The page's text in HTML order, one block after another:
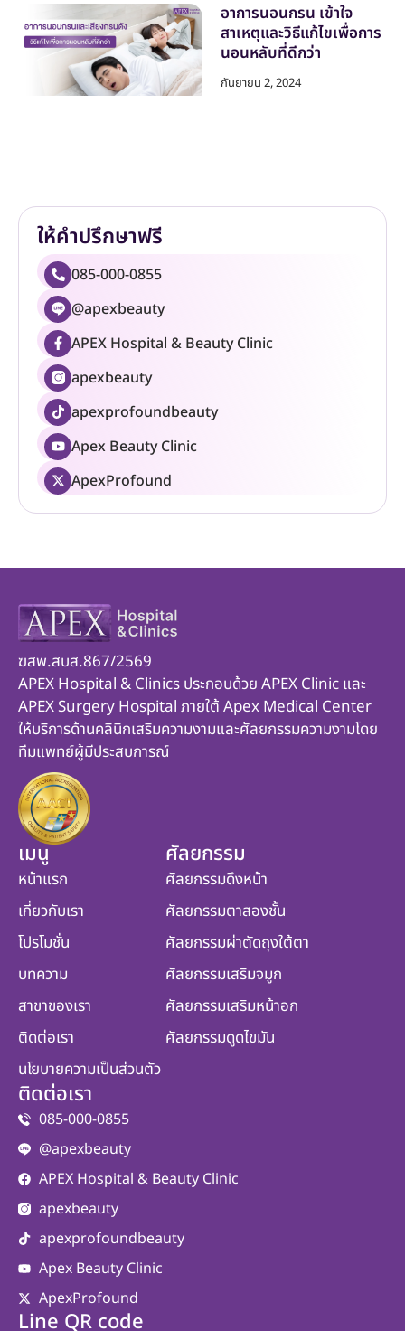
อาการนอนกรน เข้าใจ
สาเหตุและวิธีแก้ไขเพื่อการ
นอนหลับที่ดีกว่า
กันยายน 2, 2024
ให้คำปรึกษาฟรี
085-000-0855
@apexbeauty
APEX Hospital & Beauty Clinic
apexbeauty
apexprofoundbeauty
Apex Beauty Clinic
ApexProfound
ฆสพ.สบส.867/2569
APEX Hospital & Clinics ประกอบด้วย APEX Clinic และ
APEX Surgery Hospital ภายใต้ Apex Medical Center
ให้บริการด้านคลินิกเสริมความงามและศัลยกรรมความงามโดย
ทีมแพทย์ผู้มีประสบการณ์
เมนู
หน้าแรก
เกี่ยวกับเรา
โปรโมชั่น
บทความ
สาขาของเรา
ติดต่อเรา
นโยบายความเป็นส่วนตัว
ศัลยกรรม
ศัลยกรรมดึงหน้า
ศัลยกรรมตาสองชั้น
ศัลยกรรมผ่าตัดถุงใต้ตา
ศัลยกรรมเสริมจมูก
ศัลยกรรมเสริมหน้าอก
ศัลยกรรมดูดไขมัน
ติดต่อเรา
085-000-0855
@apexbeauty
APEX Hospital & Beauty Clinic
apexbeauty
apexprofoundbeauty
Apex Beauty Clinic
ApexProfound
Line QR code